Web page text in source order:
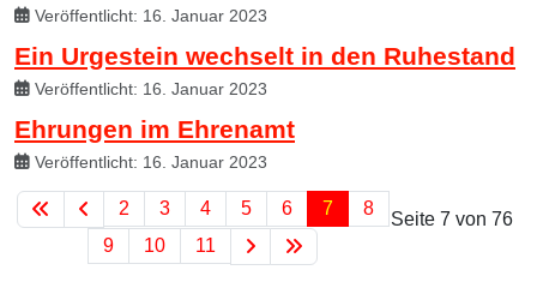
Veröffentlicht: 16. Januar 2023
Ein Urgestein wechselt in den Ruhestand
Veröffentlicht: 16. Januar 2023
Ehrungen im Ehrenamt
Veröffentlicht: 16. Januar 2023
Seite 7 von 76
2 3 4 5 6 7
8
9
10 11